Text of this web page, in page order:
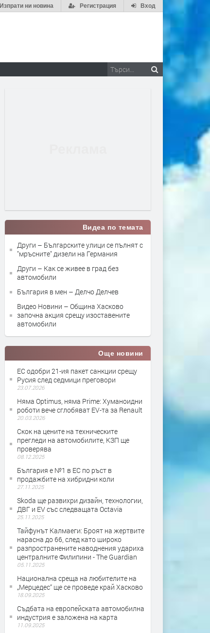
Вход
Регистрация
Изпрати ни новина
Видеа по темата
Други – Българските улици се пълнят с
"мръсните" дизели на Германия
Други – Как се живее в град без
автомобили
България в мен – Делчо Делчев
Видео Новини – Община Хасково
започна акция срещу изоставените
автомобили
Още новини
ЕС одобри 21-ия пакет санкции срещу
Русия след седмици преговори
23.07.2026
Няма Optimus, няма Prime: Хуманоидни
роботи вече сглобяват EV-та за Renault
20.03.2026
Скок на цените на техническите
прегледи на автомобилите, КЗП ще
проверява
08.12.2025
България е №1 в ЕС по ръст в
продажбите на хибридни коли
27.11.2025
Skoda ще развихри дизайн, технологии,
ДВГ и EV със следващата Octavia
25.11.2025
Тайфунът Калмаеги: Броят на жертвите
нарасна до 66, след като широко
разпространените наводнения удариха
централните Филипини - The Guardian
05.11.2025
Национална среща на любителите на
„Мерцедес“ ще се проведе край Хасково
18.09.2025
Съдбата на европейската автомобилна
индустрия е заложена на карта
11.09.2025